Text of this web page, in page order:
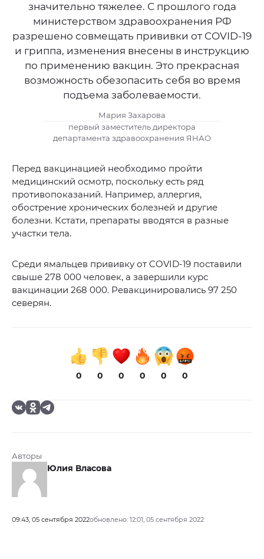
значительно тяжелее. С прошлого года
министерством здравоохранения РФ
разрешено совмещать прививки от COVID-19
и гриппа, изменения внесены в инструкцию
по применению вакцин. Это прекрасная
возможность обезопасить себя во время
подъема заболеваемости.
Мария Захарова
первый заместитель директора
департамента здравоохранения ЯНАО
Перед вакцинацией необходимо пройти
медицинский осмотр, поскольку есть ряд
противопоказаний. Например, аллергия,
обострение хронических болезней и другие
болезни. Кстати, препараты вводятся в разные
участки тела.
Среди ямальцев прививку от COVID-19 поставили
свыше 278 000 человек, а завершили курс
вакцинации 268 000. Ревакцинировались 97 250
северян.
0 0 0 0 0 0
Авторы
Юлия Власова
09:43, 05 сентября 2022обновлено: 12:01, 05 сентября 2022